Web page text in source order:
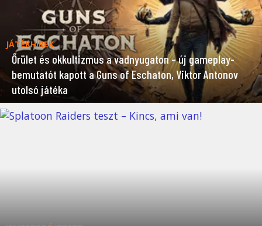
JÁTÉKHÍREK
Őrület és okkultizmus a vadnyugaton – új gameplay-
bemutatót kapott a Guns of Eschaton, Viktor Antonov
utolsó játéka